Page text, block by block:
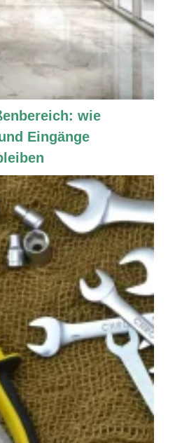
wie
Eingänge